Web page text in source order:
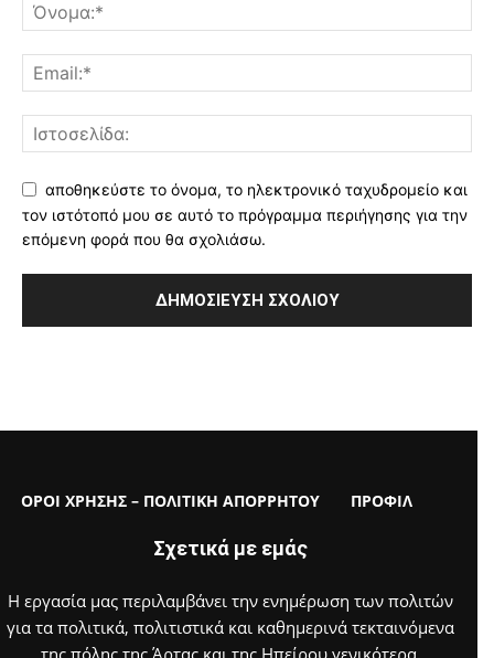
αποθηκεύστε το όνομα, το ηλεκτρονικό ταχυδρομείο και
τον ιστότοπό μου σε αυτό το πρόγραμμα περιήγησης για την
επόμενη φορά που θα σχολιάσω.
ΟΡΟΙ ΧΡΗΣΗΣ – ΠΟΛΙΤΙΚΗ ΑΠΟΡΡΗΤΟΥ ΠΡΟΦΙΛ
Σχετικά με εμάς
Η εργασία μας περιλαμβάνει την ενημέρωση των πολιτών
για τα πολιτικά, πολιτιστικά και καθημερινά τεκταινόμενα